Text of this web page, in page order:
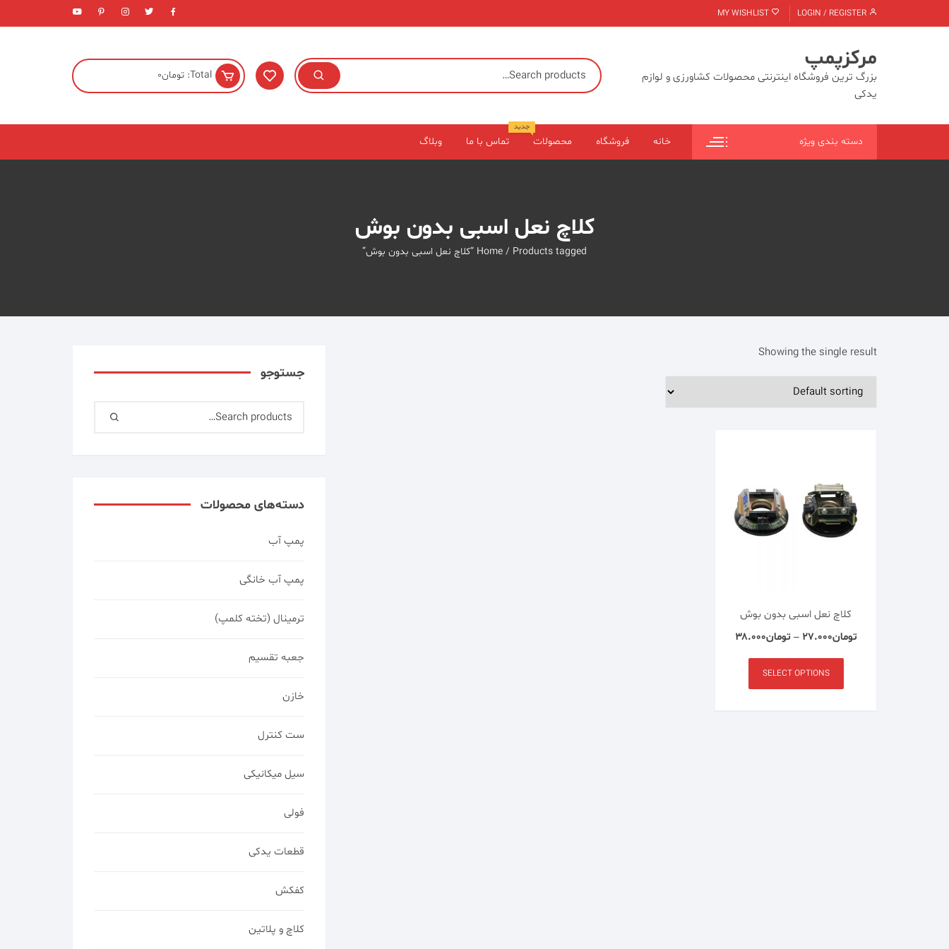
to
مرکزپمپ
بزرگ ترین فروشگاه اینترنتی محصولات کشاورزی و لوازم
یدکی
Total: تومان0
دسته بندی ویژه خانه فروشگاه محصولات
جدید
تماس با ما وبلاگ
کلاچ نعل اسبی بدون بوش
Home / Products tagged “کلاچ نعل اسبی بدون بوش”
Showing the single result
کلاچ نعل اسبی بدون بوش
تومان۲۷.۰۰۰ – تومان۳۸.۰۰۰
SELECT OPTIONS
جستوجو
دسته‌های محصولات
پمپ آب
پمپ آب خانگی
ترمینال (تخته کلمپ)
جعبه تقسیم
خازن
ست کنترل
سیل میکانیکی
فولی
قطعات یدکی
کفکش
کلاچ و پلاتین